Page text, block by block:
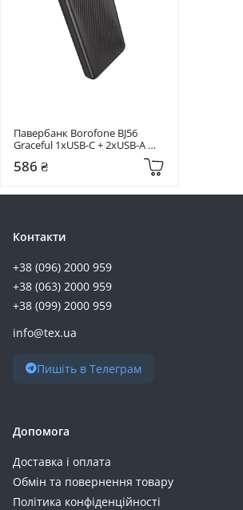
Павербанк Borofone BJ56
Graceful 1xUSB-C + 2xUSB-A
586 ₴
Контакти
+38 (096) 2000 959
+38 (063) 2000 959
+38 (099) 2000 959
info@tex.ua
Пишіть в Телеграм
Допомога
Доставка і оплата
Обмін та повернення товару
Політика конфіденційності